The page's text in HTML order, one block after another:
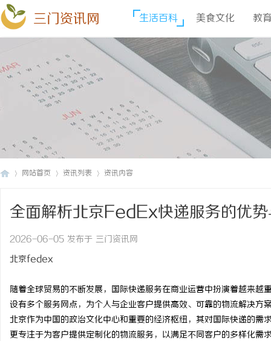
三门资讯网 生活百科 美食文化 教
网站首页 资讯列表 资讯内容
全面解析北京FedEx快递服务的优
2026-06-05 发布于 三门资讯网
北京fedex
随着全球贸易的不断发展，国际快递服务在商业运营中扮演着越来
设有多个服务网点，为个人与企业客户提供高效、可靠的物流解决方
北京作为中国的政治文化中心和重要的经济枢纽，其对国际快递的
更专注于为客户提供定制化的物流服务，以满足不同客户的多样化需